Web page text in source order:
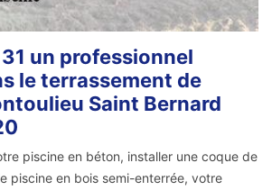
un professionnel
le terrassement de
Saint Bernard
piscine en béton, installer une coque de
piscine en bois semi-enterrée, votre